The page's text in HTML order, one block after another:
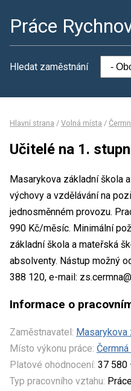
Práce
Hledat zaměstnání
Hlavní strana / Volná místa /
Učitelé na 1.
Masarykova základní škola
výchovy a vzdělávání na
jednosměnném provozu.
990 Kč/měsíc. Minimální
základní škola a mateřská
absolventy. Nástup možný
388 120, e-mail:
Informace o
Zaměstnavatel: Masarykova
Místo výkonu práce:
Platové ohodnocení: 37 580
Typ pracovního vztahu: